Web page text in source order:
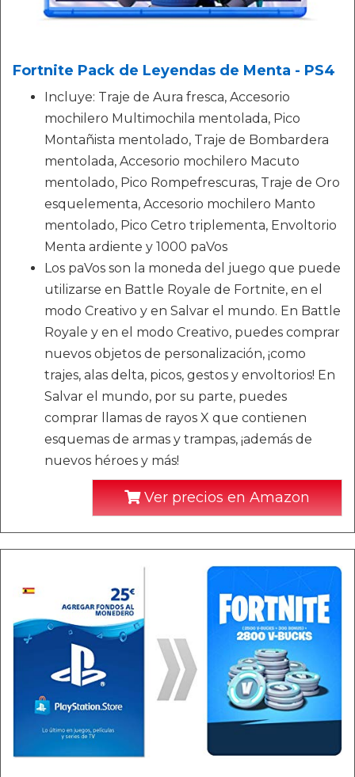
Fortnite Pack de Leyendas de Menta - PS4
Incluye: Traje de Aura fresca, Accesorio
mochilero Multimochila mentolada, Pico
Montañista mentolado, Traje de Bombardera
mentolada, Accesorio mochilero Macuto
mentolado, Pico Rompefrescuras, Traje de Oro
esquelementa, Accesorio mochilero Manto
mentolado, Pico Cetro triplementa, Envoltorio
Menta ardiente y 1000 paVos
Los paVos son la moneda del juego que puede
utilizarse en Battle Royale de Fortnite, en el
modo Creativo y en Salvar el mundo. En Battle
Royale y en el modo Creativo, puedes comprar
nuevos objetos de personalización, ¡como
trajes, alas delta, picos, gestos y envoltorios! En
Salvar el mundo, por su parte, puedes
comprar llamas de rayos X que contienen
esquemas de armas y trampas, ¡además de
nuevos héroes y más!
Ver precios en Amazon